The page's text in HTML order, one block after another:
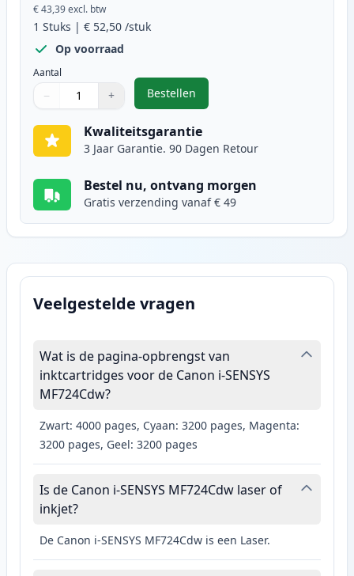
€ 43,39excl. btw
1 Stuks | € 52,50 /stuk
Op voorraad
Aantal
Gebruik de knoppen om aan te passen
− +
1
Bestellen
,Canon 718 (2659B002AA) toner
Kwaliteitsgarantie
3 Jaar Garantie. 90 Dagen Retour
Bestel nu, ontvang morgen
Gratis verzending vanaf € 49
Veelgestelde vragen
Wat is de pagina-opbrengst van
inktcartridges voor de Canon i-SENSYS
MF724Cdw?
Zwart: 4000 pages, Cyaan: 3200 pages, Magenta:
3200 pages, Geel: 3200 pages
Is de Canon i-SENSYS MF724Cdw laser of
inkjet?
De Canon i-SENSYS MF724Cdw is een Laser.